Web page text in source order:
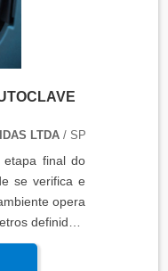
LTDA/ SP
etapa final do
se verifica e
opera
definidos,
qualificação
requisitos